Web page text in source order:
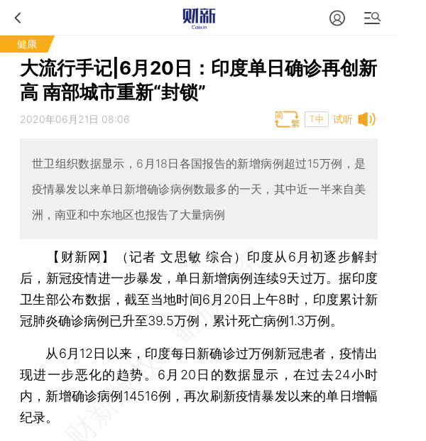
健康
大流行手记|6月20日：印度单日确诊再创新
高 南部城市重新“封锁”
试听
2020年06月21日 08:06 T中
世卫组织数据显示，6月18日各国报告的新增病例超过15万例，是
疫情暴发以来单日新增确诊病例数最多的一天，其中近一半来自美
洲，南亚和中东地区也报告了大量病例
【财新网】（记者 文思敏 综合） 印度从6月初逐步解封
后，新冠疫情进一步暴发，单日新增病例连续9天过万。据印度
卫生部公布数据，截至当地时间6月20日上午8时，印度累计新
冠肺炎确诊病例已升至39.5万例，累计死亡病例1.3万例。
从6月12日以来，印度每日新确诊过万例新冠患者，疫情出
现进一步恶化的趋势。6月20日的数据显示，在过去24小时
内，新增确诊病例14516例，再次刷新疫情暴发以来的单日增幅
纪录。